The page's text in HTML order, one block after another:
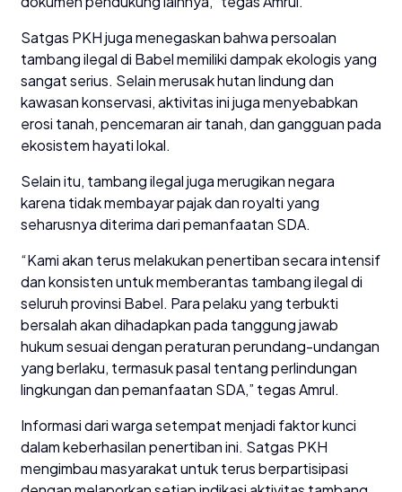
Satgas PKH juga menegaskan bahwa persoalan
tambang ilegal di Babel memiliki dampak ekologis yang
sangat serius. Selain merusak hutan lindung dan
kawasan konservasi, aktivitas ini juga menyebabkan
erosi tanah, pencemaran air tanah, dan gangguan pada
ekosistem hayati lokal.
Selain itu, tambang ilegal juga merugikan negara
karena tidak membayar pajak dan royalti yang
seharusnya diterima dari pemanfaatan SDA.
“Kami akan terus melakukan penertiban secara intensif
dan konsisten untuk memberantas tambang ilegal di
seluruh provinsi Babel. Para pelaku yang terbukti
bersalah akan dihadapkan pada tanggung jawab
hukum sesuai dengan peraturan perundang-undangan
yang berlaku, termasuk pasal tentang perlindungan
lingkungan dan pemanfaatan SDA,” tegas Amrul.
Informasi dari warga setempat menjadi faktor kunci
dalam keberhasilan penertiban ini. Satgas PKH
mengimbau masyarakat untuk terus berpartisipasi